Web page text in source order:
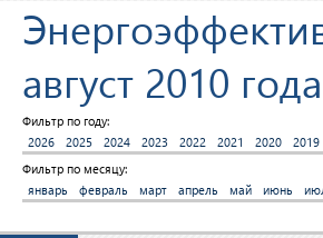
август 2010 года
Фильтр по году:
2026
2025 2024 2023 2022 2021 2020 2019
Фильтр по месяцу:
январь
февраль март апрель май июнь